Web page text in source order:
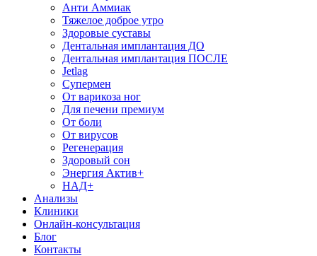
Анти Аммиак
Тяжелое доброе утро
Здоровые суставы
Дентальная имплантация ДО
Дентальная имплантация ПОСЛЕ
Jetlag
Супермен
От варикоза ног
Для печени премиум
От боли
От вирусов
Регенерация
Здоровый сон
Энергия Актив+
НАД+
Анализы
Клиники
Онлайн-консультация
Блог
Контакты